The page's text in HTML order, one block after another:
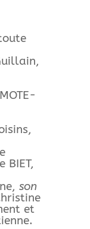
BIET,
son
et